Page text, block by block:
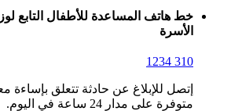
خط هاتف المساعدة للأطفال التابع
الأسرة
310 1234
إتصل للإبلاغ عن حادثة تتعلق بإساءة
متوفرة على مدار 24 ساعة في اليوم.